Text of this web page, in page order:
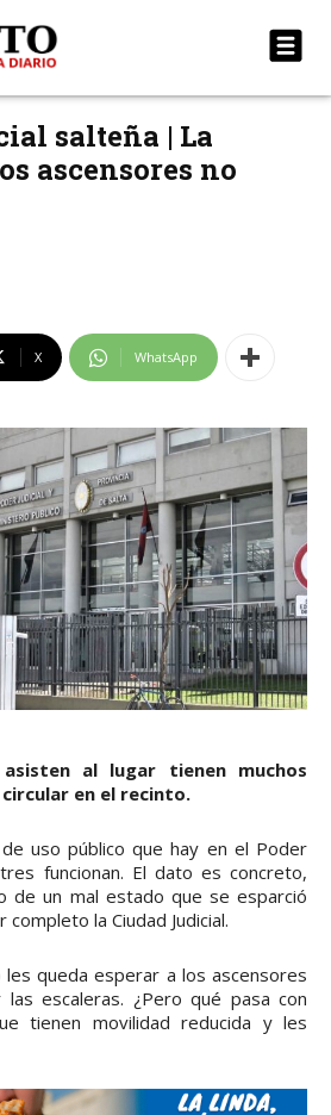
salteña | La
ascensores no
X WhatsApp
al lugar tienen muchos
en el recinto.
uso público que hay en el Poder
funcionan. El dato es concreto,
de un mal estado que se esparció
la Ciudad Judicial.
les queda esperar a los ascensores
escaleras. ¿Pero qué pasa con
tienen movilidad reducida y les